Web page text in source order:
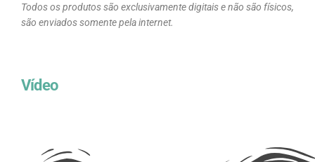
Todos os produtos são exclusivamente digitais e não são físicos,
são enviados somente pela internet.
Vídeo